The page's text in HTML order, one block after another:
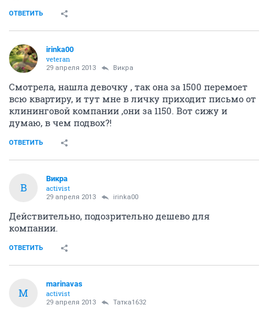
ОТВЕТИТЬ
irinka00
veteran
29 апреля 2013 Викра
Смотрела, нашла девочку , так она за 1500 перемоет
всю квартиру, и тут мне в личку приходит письмо от
клининговой компании ,они за 1150. Вот сижу и
думаю, в чем подвох?!
ОТВЕТИТЬ
В
Викра
activist
29 апреля 2013 irinka00
Действительно, подозрительно дешево для
компании.
ОТВЕТИТЬ
M
marinavas
activist
29 апреля 2013 Татка1632